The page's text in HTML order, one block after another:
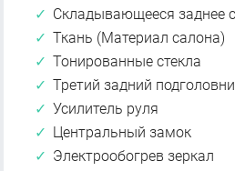
Складывающееся заднее
Ткань (Материал салона)
Тонированные стекла
Третий задний
Усилитель руля
Центральный замок
Электрообогрев зеркал